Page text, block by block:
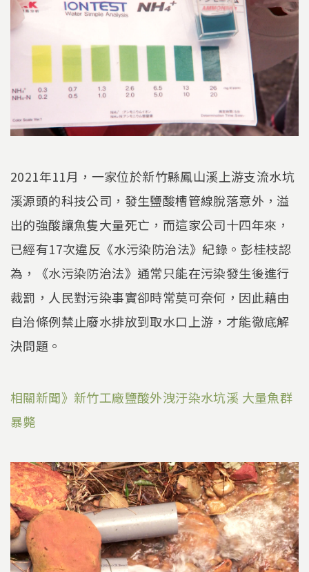
2021年11月，一家位於新竹縣鳳山溪上游支流水坑
溪源頭的科技公司，發生鹽酸槽管線脫落意外，溢
出的強酸讓魚隻大量死亡，而這家公司十四年來，
已經有17次違反《水污染防治法》紀錄。彭桂枝認
為，《水污染防治法》通常只能在污染發生後進行
裁罰，人民對污染事實卻時常莫可奈何，因此藉由
自治條例禁止廢水排放到取水口上游，才能徹底解
決問題。
相關新聞》新竹工廠鹽酸外洩汙染水坑溪 大量魚群
暴斃